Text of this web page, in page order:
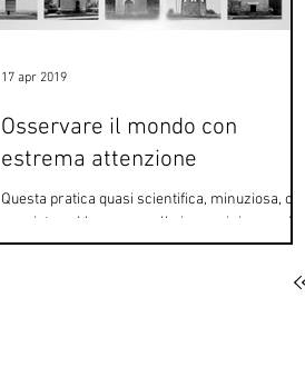
Osservare il mondo con
estrema attenzione
Questa pratica quasi scientifica, minuziosa, che
consiste nel lavorare sulle immagini creando
delle serie è riconoscibile in tanti...
17 apr 2019